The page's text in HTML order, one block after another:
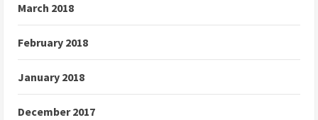
March 2018
February 2018
January 2018
December 2017